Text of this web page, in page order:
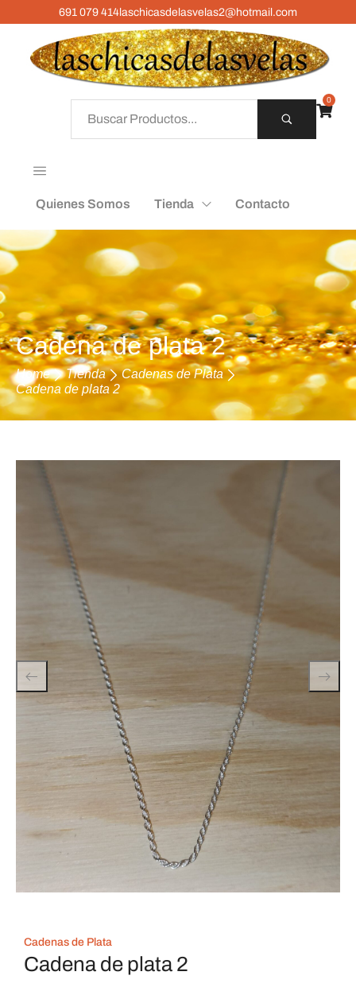
691 079 414laschicasdelasvelas2@hotmail.com
Quienes Somos Tienda Contacto
0
Cadena de plata 2
Home Tienda
Cadenas de Plata
Cadena de plata 2
Cadenas de Plata
Cadena de plata 2